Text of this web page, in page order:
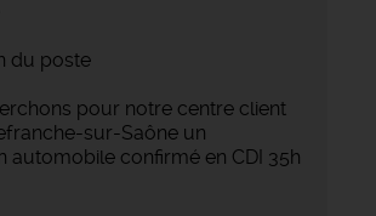
du poste
pour notre centre client
sur-Saône un
automobile confirmé en CDI 35h